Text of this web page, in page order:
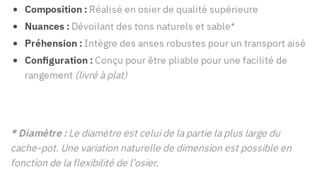
Composition : Réalisé en osier de qualité supérieure
Nuances : Dévoilant des tons naturels et sable*
Préhension : Intègre des anses robustes pour un transport aisé
Configuration : Conçu pour être pliable pour une facilité de
rangement (livré à plat)
* Diamètre : Le diamètre est celui de la partie la plus large du
cache-pot. Une variation naturelle de dimension est possible en
fonction de la flexibilité de l’osier.